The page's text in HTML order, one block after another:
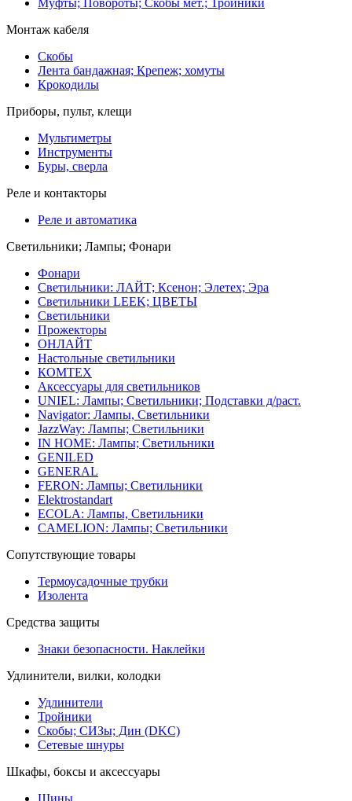
Муфты; Повороты; Скобы мет.; Тройники
Монтаж кабеля
Скобы
Лента бандажная; Крепеж; хомуты
Крокодилы
Приборы, пульт, клещи
Мультиметры
Инструменты
Буры, сверла
Реле и контакторы
Реле и автоматика
Светильники; Лампы; Фонари
Фонари
Светильники: ЛАЙТ; Ксенон; Элетех; Эра
Светильники LEEK; ЦВЕТЫ
Светильники
Прожекторы
ОНЛАЙТ
Настольные светильники
КОМТЕХ
Аксессуары для светильников
UNIEL: Лампы; Светильники; Подставки д/раст.
Navigator: Лампы, Светильники
JazzWay: Лампы; Светильники
IN HOME: Лампы; Светильники
GENILED
GENERAL
FERON: Лампы; Светильники
Elektrostandart
ECOLA: Лампы, Светильники
CAMELION: Лампы; Светильники
Сопутствующие товары
Термоусадочные трубки
Изолента
Средства защиты
Знаки безопасности. Наклейки
Удлинители, вилки, колодки
Удлинители
Тройники
Скобы; СИЗы; Дин (DKC)
Сетевые шнуры
Шкафы, боксы и аксессуары
Шины